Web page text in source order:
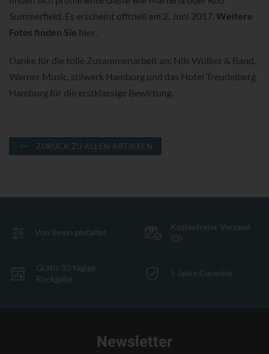
Summerfield. Es erscheint offiziell am 2. Juni 2017. Weitere
Fotos finden Sie hier.
Danke für die tolle Zusammenarbeit an: Nils Wülker & Band,
Warner Music, stilwerk Hamburg und das Hotel Treudelberg
Hamburg für die erstklassige Bewirtung.
ZURÜCK ZU ALLEN ARTIKELN
Von Ihnen gestaltet
Kostenfreier Versand
(D)
Gratis 30-tägige
Rückgabe
5 Jahre Garantie
Newsletter